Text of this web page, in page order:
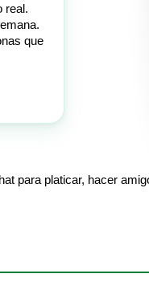
real.
que
para platicar, hacer